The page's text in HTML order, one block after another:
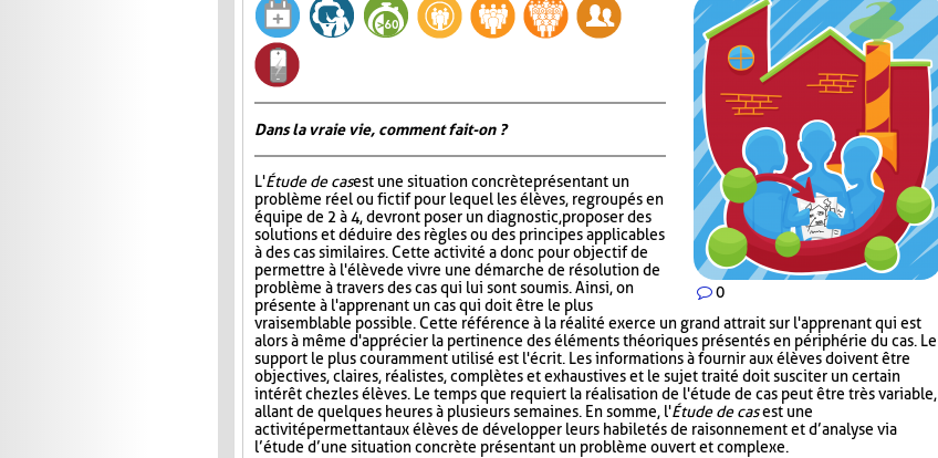
0
Dans la vraie vie, comment fait-on ?
L'Étude de casest une situation concrète présentant un
problème réel ou fictif pour lequel les élèves, regroupés en
équipe de 2 à 4, devront poser un diagnostic, proposer des
solutions et déduire des règles ou des principes applicables
à des cas similaires. Cette activité a donc pour objectif de
permettre à l'élève de vivre une démarche de résolution de
problème à travers des cas qui lui sont soumis. Ainsi, on
présente à l'apprenant un cas qui doit être le plus
vraisemblable possible. Cette référence à la réalité exerce un grand attrait sur l'apprenant qui est
alors à même d'apprécier la pertinence des éléments théoriques présentés en périphérie du cas. Le
support le plus couramment utilisé est l'écrit. Les informations à fournir aux élèves doivent être
objectives, claires, réalistes, complètes et exhaustives et le sujet traité doit susciter un certain
intérêt chez les élèves. Le temps que requiert la réalisation de l'étude de cas peut être très variable,
allant de quelques heures à plusieurs semaines. En somme, l'Étude de casest une
activité permettant aux élèves de développer leurs habiletés de raisonnement et d’analyse via
l’étude d’une situation concrète présentant un problème ouvert et complexe.